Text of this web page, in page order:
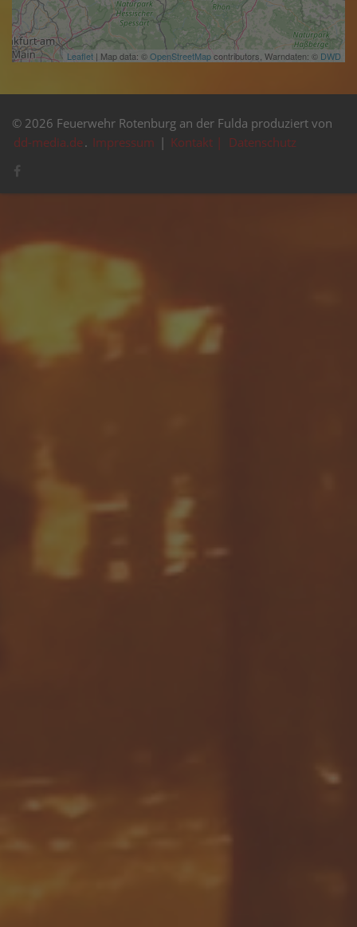
Leaflet | Map data: ©OpenStreetMapcontributors, Warndaten: © DWD
© 2026 Feuerwehr Rotenburg an der Fulda produziert von
dd-media.de. Impressum | Kontakt | Datenschutz